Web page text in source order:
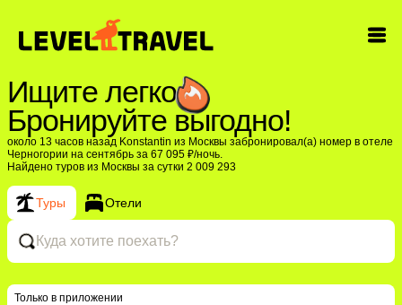
Ищите легко
Бронируйте выгодно!
около 13 часов назад Konstantin из Москвы забронировал(а) номер в отеле
Черногории на сентябрь за 67 095 ₽/ночь.
Найдено туров из Москвы за сутки 2 009 293
Туры Отели
Куда хотите поехать?
Только в приложении